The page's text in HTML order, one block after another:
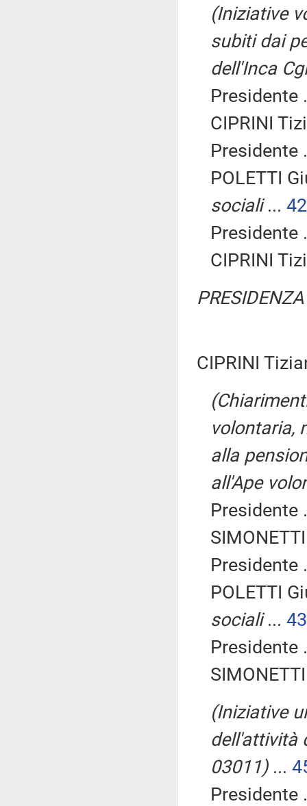
(Iniziative
subiti dai
dell'Inca
Presidente
CIPRINI
Presidente
POLETTI
sociali... 42
Presidente
CIPRINI
CIPRINI
volontaria,
alla
all'Ape
Presidente
Presidente
POLETTI
sociali... 43
Presidente
(Iniziative
dell'attività
03011)...
Presidente